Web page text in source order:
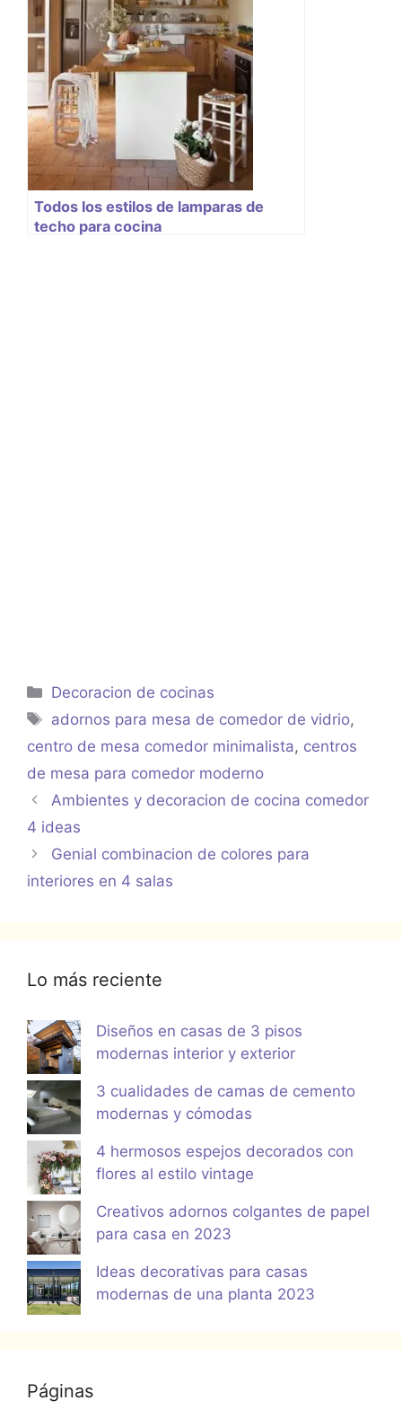
Todos los estilos de lamparas de
techo para cocina
Categorías
Decoracion de cocinas
Etiquetas
adornos para mesa de comedor de vidrio,
centro de mesa comedor minimalista, centros
de mesa para comedor moderno
Ambientes y decoracion de cocina comedor
4 ideas
Genial combinacion de colores para
interiores en 4 salas
Lo más reciente
Diseños en casas de 3 pisos
modernas interior y exterior
3 cualidades de camas de cemento
modernas y cómodas
4 hermosos espejos decorados con
flores al estilo vintage
Creativos adornos colgantes de papel
para casa en 2023
Ideas decorativas para casas
modernas de una planta 2023
Páginas